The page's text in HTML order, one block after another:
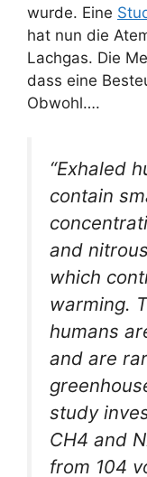
wurde. Eine
hat nun die
Lachgas. Die
dass eine
Obwohl….
“Exhaled
contain
and
which
warming.
humans
and are
study
CH4 and
from 104